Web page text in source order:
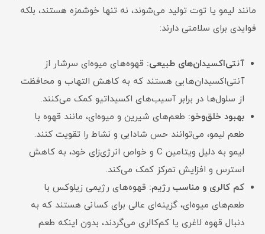
مانند لیمو یا توت تولید می‌شوند، نه تنها خوشمزه هستند، بلکه
فوایدی برای سلامتی دارند:
آنتی‌اکسیدان‌های طبیعی: قهوه‌های میوه‌ای سرشار از
آنتی‌اکسیدان‌هایی هستند که به کاهش التهاب و محافظت
از سلول‌ها در برابر آسیب‌های اکسیداتیو کمک می‌کنند.
بهبود خلق‌وخو: طعم‌های شیرین و میوه‌ای، مانند قهوه با
طعم لیمو، می‌توانند حس شادابی و نشاط را تقویت کنند.
لیمو به دلیل ویتامین C و خواص انرژی‌زای خود، به کاهش
استرس و افزایش تمرکز کمک می‌کند.
کم کالری و مناسب رژیم: قهوه‌های رژیمی زیلوکس با
طعم‌های میوه‌ای، گزینه‌ای عالی برای کسانی هستند که به
دنبال قهوه لاغری یا کم‌کالری می‌گردند، بدون اینکه طعم